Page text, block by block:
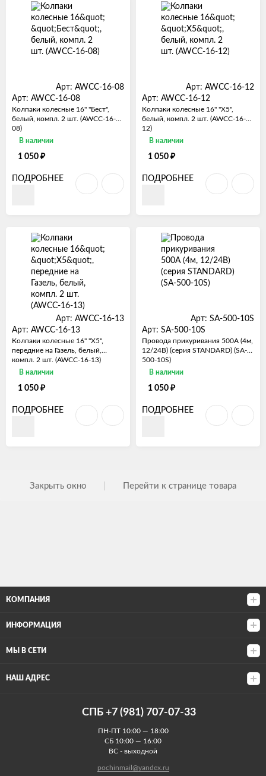
Арт: AWCC-16-08
Арт: AWCC-16-08
Колпаки колесные 16" "Бест",
белый, компл. 2 шт. (AWCC-16-
08)
В наличии
1 050 ₽
ПОДРОБНЕЕ
Арт: AWCC-16-12
Арт: AWCC-16-12
Колпаки колесные 16" "Х5",
белый, компл. 2 шт. (AWCC-16-
12)
В наличии
1 050 ₽
ПОДРОБНЕЕ
Арт: AWCC-16-13
Арт: AWCC-16-13
Колпаки колесные 16" "Х5",
передние на Газель, белый,
компл. 2 шт. (AWCC-16-13)
В наличии
1 050 ₽
ПОДРОБНЕЕ
Арт: SA-500-10S
Арт: SA-500-10S
Провода прикуривания 500А (4м,
12/24В) (серия STANDARD) (SA-
500-10S)
В наличии
1 050 ₽
ПОДРОБНЕЕ
Закрыть окно Перейти к странице товара
КОМПАНИЯ
ИНФОРМАЦИЯ
МЫ В СЕТИ
НАШ АДРЕС
СПБ +7 (981) 707-07-33
ПН-ПТ 10:00 — 18:00
СБ 10:00 — 16:00
ВС - выходной
pochinmail@yandex.ru